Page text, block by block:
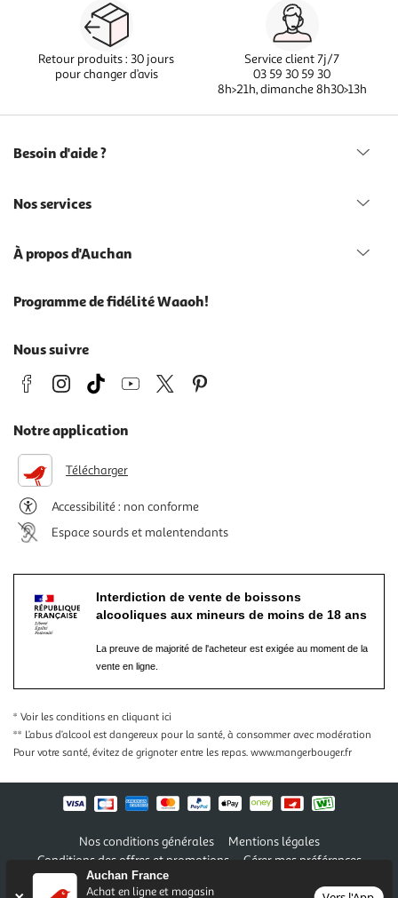
Auchan France
Achat en ligne et magasin
Retour produits : 30 jours
pour changer d’avis
Service client 7j/7
03 59 30 59 30
8h>21h, dimanche 8h30>13h
Besoin d'aide ?
Nos services
À propos d'Auchan
Programme de fidélité Waaoh!
Nous suivre
Notre application
Télécharger
Accessibilité : non conforme
Espace sourds et malentendants
Interdiction de vente de boissons
alcooliques aux mineurs de moins de 18 ans
La preuve de majorité de l'acheteur est exigée au moment de la
vente en ligne.
* Voir les conditions en cliquant ici
** L’abus d’alcool est dangereux pour la santé, à consommer avec modération
Pour votre santé, évitez de grignoter entre les repas. www.mangerbouger.fr
Nos conditions générales
Mentions légales
Conditions des offres et promotions
Gérer mes préférences
Politique de confidentialité